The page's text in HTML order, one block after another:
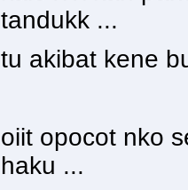
tandukk ...
tu akibat kene
oiit opocot nko
haku ...